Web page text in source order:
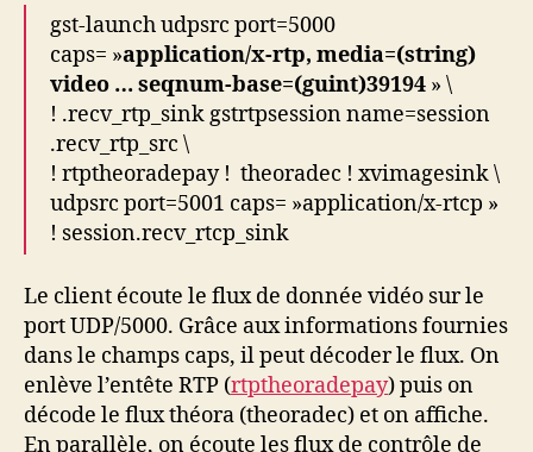
gst-launch udpsrc port=5000
caps= »application/x-rtp, media=(string)
video … seqnum-base=(guint)39194 » \
! .recv_rtp_sink gstrtpsession name=session
.recv_rtp_src \
! rtptheoradepay ! theoradec ! xvimagesink \
udpsrc port=5001 caps= »application/x-rtcp »
! session.recv_rtcp_sink
Le client écoute le flux de donnée vidéo sur le
port UDP/5000. Grâce aux informations fournies
dans le champs caps, il peut décoder le flux. On
enlève l’entête RTP (rtptheoradepay) puis on
décode le flux théora (theoradec) et on affiche.
En parallèle, on écoute les flux de contrôle de